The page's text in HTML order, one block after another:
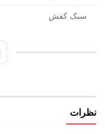
آج دار و ضدلغزش:
سبک کفش
نظرات